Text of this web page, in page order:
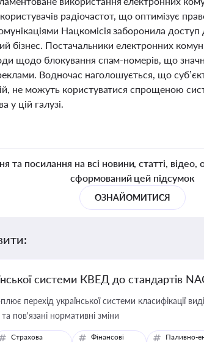
радіочастот, що оптимізує
Нацкомісія заборонила
бізнес. Постачальники електронних
щодо блокування спам-номерів, що
реклами. Водночас наголошується, що
не можуть користуватися спрощеною
у цій галузі.
та посилання на всі новини, статті, відео,
сформований цей підсумок
ОЗНАЙОМИТИСЯ
системи КВЕД до стандартів
перехід української системи класифікації
пов'язані нормативні зміни
Страхова
Фінансові
Паливно-